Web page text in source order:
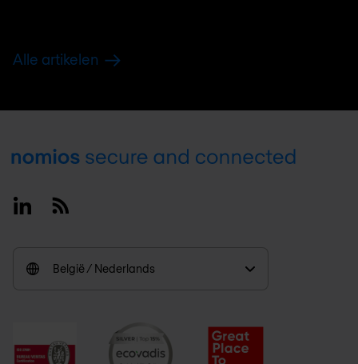
Alle artikelen
Footer
LinkedinRSS
België / Nederlands